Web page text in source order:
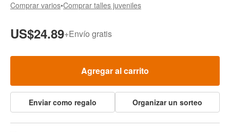
Comprar varios•Comprar talles juveniles
US$24.89+Envío gratis
Agregar al carrito
Enviar como regalo Organizar un sorteo